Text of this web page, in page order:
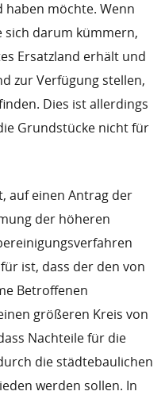
möchte. Wenn
sich darum kümmern,
Ersatzland erhält und
zur Verfügung stellen,
Dies ist allerdings
Grundstücke nicht für
auf einen Antrag der
der höheren
ist, dass der den von
Betroffenen
größeren Kreis von
Nachteile für die
die städtebaulichen
werden sollen. In